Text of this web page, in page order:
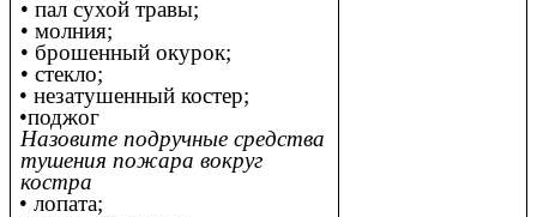
• пал сухой травы;
• молния;
• брошенный окурок;
• стекло;
• незатушенный костер;
•поджог
Назовите подручные средства
тушения пожара вокруг
костра
• лопата;